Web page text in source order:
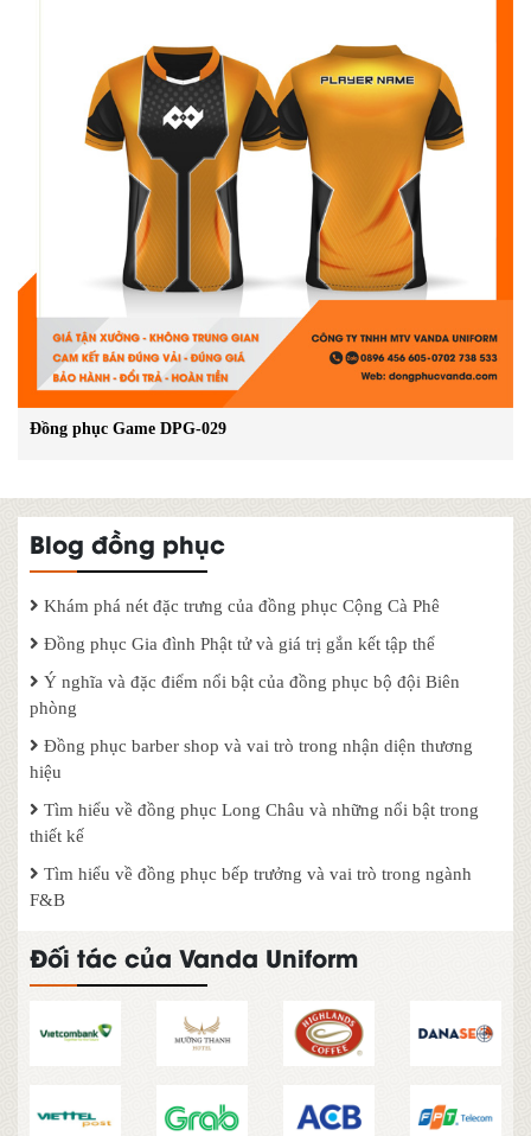
Đồng phục Game DPG-029
Blog đồng phục
Khám phá nét đặc trưng của đồng phục Cộng Cà Phê
Đồng phục Gia đình Phật tử và giá trị gắn kết tập thể
Ý nghĩa và đặc điểm nổi bật của đồng phục bộ đội Biên
phòng
Đồng phục barber shop và vai trò trong nhận diện thương
hiệu
Tìm hiểu về đồng phục Long Châu và những nổi bật trong
thiết kế
Tìm hiểu về đồng phục bếp trưởng và vai trò trong ngành
F&B
Đối tác của Vanda Uniform